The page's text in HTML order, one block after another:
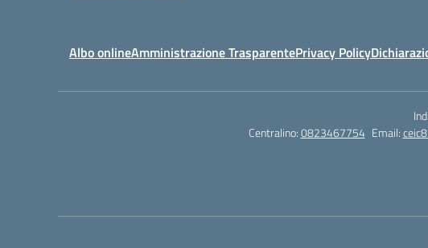
Albo onlineAmministrazione TrasparentePrivacy Policy
Centralino:0823467754 Email: